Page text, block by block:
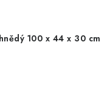
100 x 44 x 30 cm